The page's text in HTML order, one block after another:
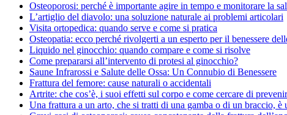
Osteoporosi: perché è importante agire in tempo e monitorare la
L’artiglio del diavolo: una soluzione naturale ai problemi articolari
Visita ortopedica: quando serve e come si pratica
Osteopatia: ecco perché rivolgerti a un esperto per il benessere
Liquido nel ginocchio: quando compare e come si risolve
Come prepararsi all’intervento di protesi al ginocchio?
Saune Infrarossi e Salute delle Ossa: Un Connubio di Benessere
Frattura del femore: cause naturali o accidentali
Artrite: che cos’è, i suoi effetti sul corpo e come cercare di
Una frattura a un arto, che si tratti di una gamba o di un braccio, è